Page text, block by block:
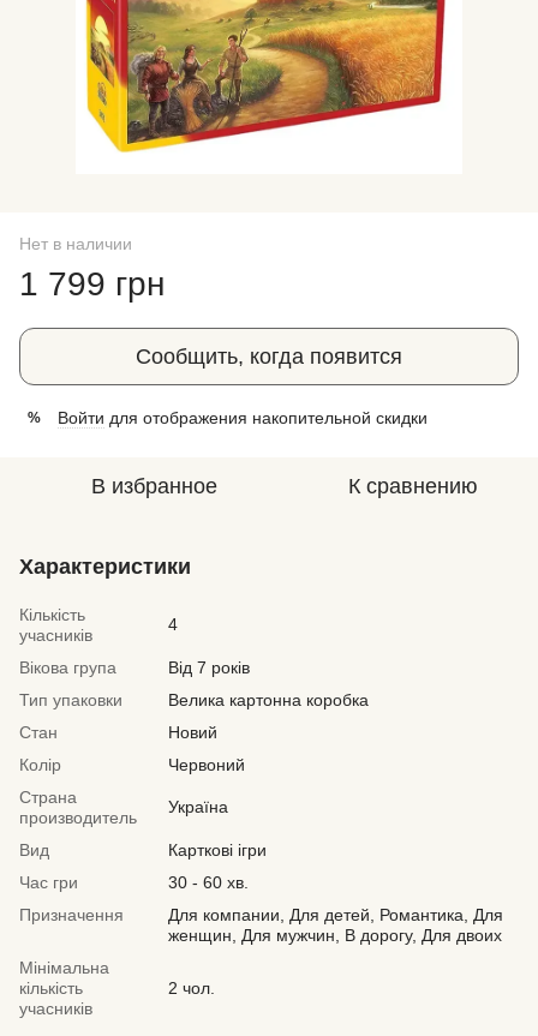
Нет в наличии
1 799 грн
Сообщить, когда появится
% Войти для отображения накопительной скидки
В избранное К сравнению
Характеристики
Кількість
учасників
4
Вікова група
Від 7 років
Тип упаковки
Велика картонна коробка
Стан
Новий
Колір
Червоний
Страна
производитель
Україна
Вид
Карткові ігри
Час гри
30 - 60 хв.
Призначення
Для компании, Для детей, Романтика, Для
женщин, Для мужчин, В дорогу, Для двоих
Мінімальна
кількість
учасників
2 чол.